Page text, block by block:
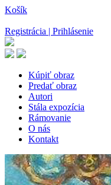
Košík
Registrácia | Prihlásenie
Kúpiť obraz
Predať obraz
Autori
Stála expozícia
Rámovanie
O nás
Kontakt